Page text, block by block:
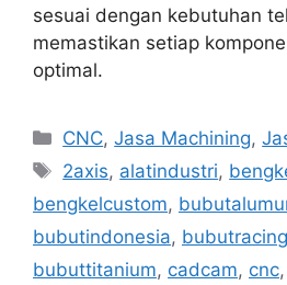
sesuai dengan kebutuhan
memastikan setiap
optimal.
Categories
CNC,Jasa Machining,
Tags
2axis, alatindustri,
bengkelcustom,
bubutindonesia, bubutracing
bubuttitanium, cadcam, cnc,